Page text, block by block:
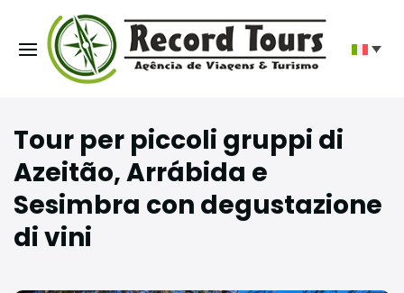
Tour per piccoli gruppi di
Azeitão, Arrábida e
Sesimbra con degustazione
di vini